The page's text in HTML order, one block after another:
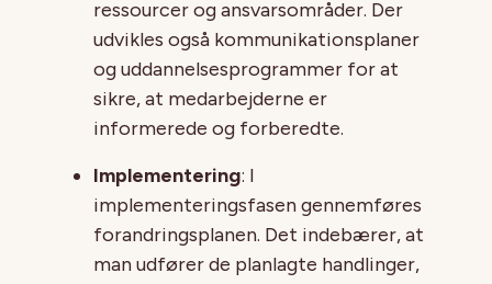
ressourcer og ansvarsområder. Der
udvikles også kommunikationsplaner
og uddannelsesprogrammer for at
sikre, at medarbejderne er
informerede og forberedte.
Implementering: I
implementeringsfasen gennemføres
forandringsplanen. Det indebærer, at
man udfører de planlagte handlinger,